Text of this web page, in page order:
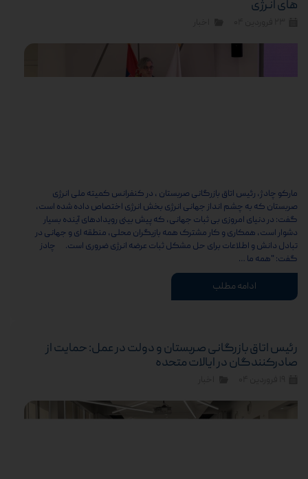
های انرژی
مارکو چادژ، رئیس اتاق بازرگانی صربستان ، در کنفرانس کمیته ملی انرژی
صربستان که به چشم انداز جهانی انرژی بخش انرژی اختصاص داده شده است،
گفت: در دنیای امروزی بی ثبات جهانی، که پیش بینی رویدادهای آینده بسیار
دشوار است، همکاری و کار مشترک همه بازیگران محلی، منطقه ای و جهانی در
تبادل دانش و اطلاعات برای حل مشکل ثبات عرضه انرژی ضروری است. چادز
گفت: "همه ما …
ادامه مطلب
رئیس اتاق بازرگانی صربستان و دولت در عمل: حمایت از
صادرکنندگان در ایالات متحده